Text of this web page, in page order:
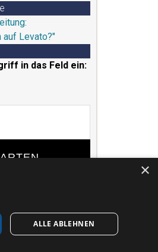
auf Levato?"
in das Feld ein:
×
ALLE ABLEHNEN